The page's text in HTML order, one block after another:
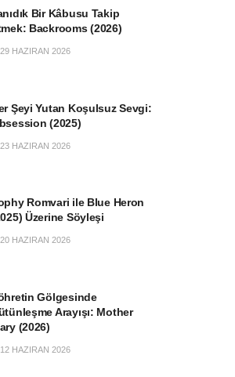
Bir Kâbusu Takip
Backrooms (2026)
HAZIRAN 2026
Şeyi Yutan Koşulsuz Sevgi:
(2025)
HAZIRAN 2026
Romvari ile Blue Heron
Üzerine Söyleşi
HAZIRAN 2026
Gölgesinde
Arayışı: Mother
(2026)
HAZIRAN 2026